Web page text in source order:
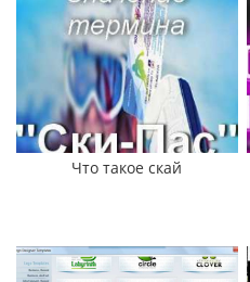
Что такое скай